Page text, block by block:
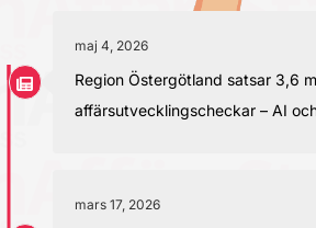
maj 4, 2026
Region Östergötland satsar 3,6
affärsutvecklingscheckar – AI
mars 17, 2026